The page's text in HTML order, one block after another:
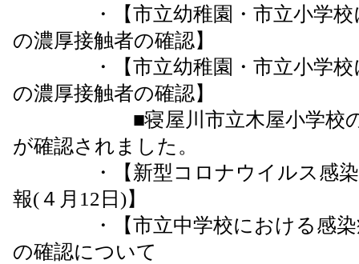
・【市立幼稚園・市立小学校に
の濃厚接触者の確認】
・【市立幼稚園・市立小学校に
の濃厚接触者の確認】
■寝屋川市立木屋小学校の児
が確認されました。
・【新型コロナウイルス感染
報(４月12日)】
・【市立中学校における感染症
の確認について